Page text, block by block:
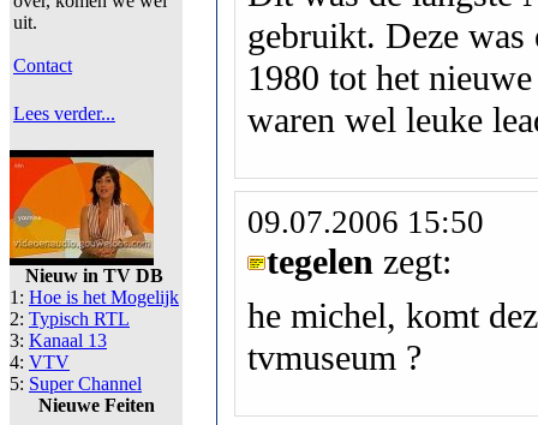
uit.
Contact
Lees verder...
Nieuw in TV DB
1: Hoe is het Mogelijk
2: Typisch RTL
3: Kanaal 13
4: VTV
5: Super Channel
Nieuwe Feiten
gebruikt. Deze was
1980 tot het
waren wel leuke
09.07.2006 15:50
tegelen zegt:
he michel, komt
tvmuseum ?